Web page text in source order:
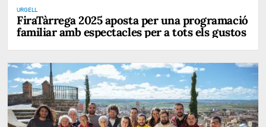
URGELL
FiraTàrrega 2025 aposta per una programació
familiar amb espectacles per a tots els gustos